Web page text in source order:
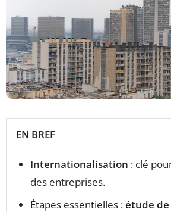
EN BREF
Internationalisation : clé
des entreprises.
Étapes essentielles :étude